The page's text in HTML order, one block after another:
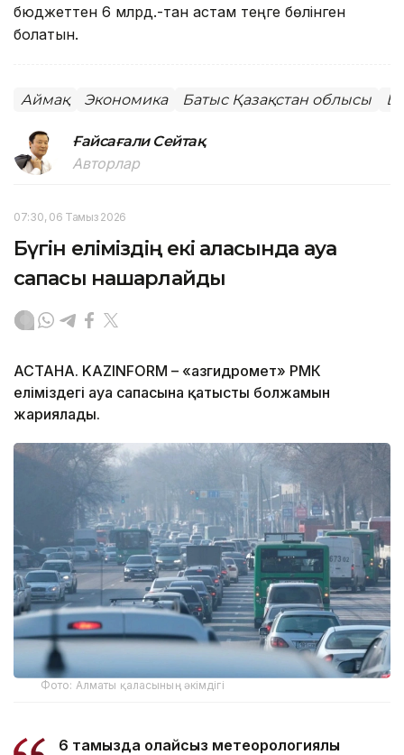
бюджеттен 6 млрд.-тан астам теңге бөлінген
болатын.
Аймақ Экономика Батыс Қазақстан облысы
Ғайсағали Сейтақ
Авторлар
07:30, 06 Тамыз 2026
Бүгін еліміздің екі қаласында ауа
сапасы нашарлайды
АСТАНА. KAZINFORM – «Қазгидромет» РМК
еліміздегі ауа сапасына қатысты болжамын
жариялады.
Фото: Алматы қаласының әкімдігі
6 тамызда қолайсыз метеорологиялық